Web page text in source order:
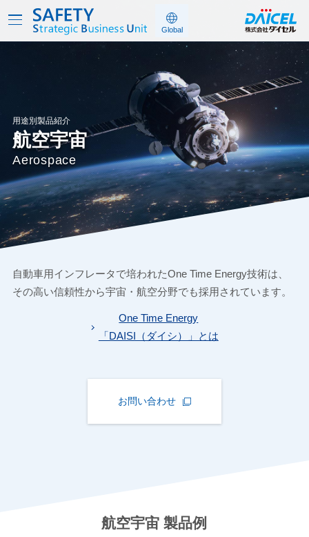
用途別製品紹介
航空宇宙
Aerospace
自動車用インフレータで培われたOne Time Energy技術は、
その高い信頼性から宇宙・航空分野でも採用されています。
One Time Energy
「DAISI（ダイシ）」とは
お問い合わせ
航空宇宙 製品例